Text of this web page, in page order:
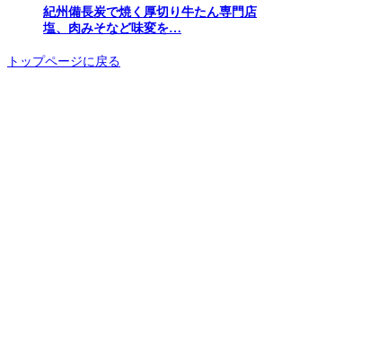
紀州備長炭で焼く厚切り牛たん専門店
塩、肉みそなど味変を…
トップページに戻る